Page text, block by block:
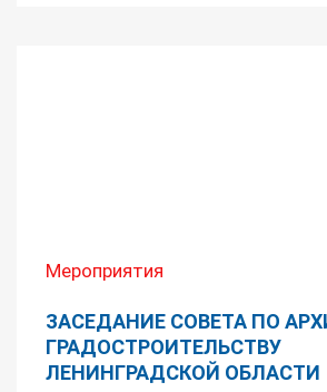
Мероприятия
ЗАСЕДАНИЕ СОВЕТА ПО
ГРАДОСТРОИТЕЛЬСТВУ
ЛЕНИНГРАДСКОЙ ОБЛАСТИ